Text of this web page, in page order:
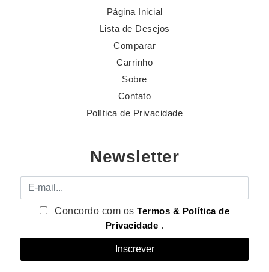
Página Inicial
Lista de Desejos
Comparar
Carrinho
Sobre
Contato
Política de Privacidade
Newsletter
E-mail
Concordo com osTermos & Política de
Privacidade .